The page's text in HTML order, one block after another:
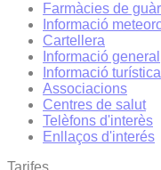
Farmàcies de
Informació
Cartellera
Informació general
Informació turística
Associacions
Centres de salut
Telèfons d'interès
Enllaços d'interés